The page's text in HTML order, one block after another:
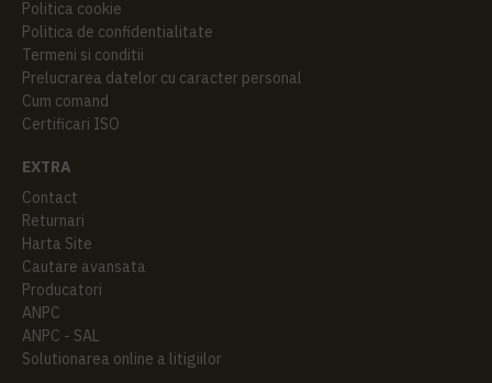
Politica cookie
Politica de confidentialitate
Termeni si conditii
Prelucrarea datelor cu caracter personal
Cum comand
Certificari ISO
EXTRA
Contact
Returnari
Harta Site
Cautare avansata
Producatori
ANPC
ANPC - SAL
Solutionarea online a litigiilor